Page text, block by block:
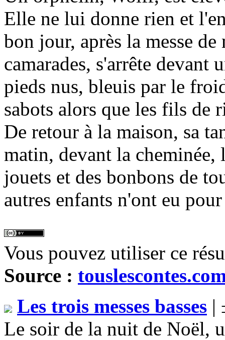
Elle ne lui donne rien et
bon jour, après la messe
camarades, s'arrête devant
pieds nus, bleuis par le
sabots alors que les fils de
De retour à la maison, sa
matin, devant la cheminée,
jouets et des bonbons de
autres enfants n'ont eu
Vous pouvez utiliser ce
Source :
Les trois messes basses |
Le soir de la nuit de Noël,